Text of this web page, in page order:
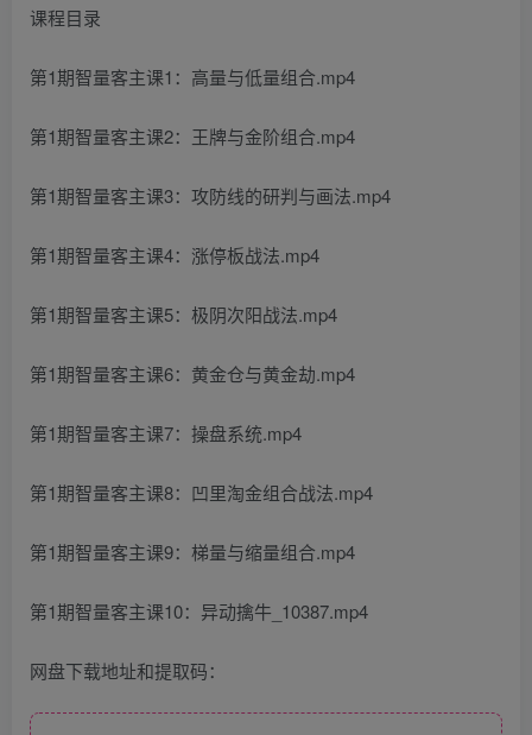
课程目录
第1期智量客主课1：高量与低量组合.mp4
第1期智量客主课2：王牌与金阶组合.mp4
第1期智量客主课3：攻防线的研判与画法.mp4
第1期智量客主课4：涨停板战法.mp4
第1期智量客主课5：极阴次阳战法.mp4
第1期智量客主课6：黄金仓与黄金劫.mp4
第1期智量客主课7：操盘系统.mp4
第1期智量客主课8：凹里淘金组合战法.mp4
第1期智量客主课9：梯量与缩量组合.mp4
第1期智量客主课10：异动擒牛_10387.mp4
网盘下载地址和提取码：